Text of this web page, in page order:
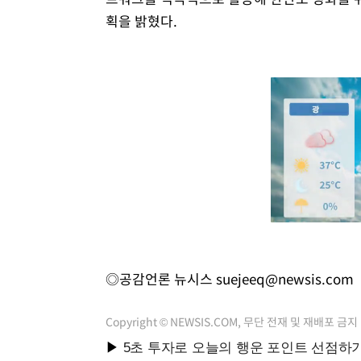
획을 밝혔다.
◎공감언론 뉴시스 suejeeq@newsis.com
Copyright © NEWSIS.COM, 무단 전재 및 재배포 금지